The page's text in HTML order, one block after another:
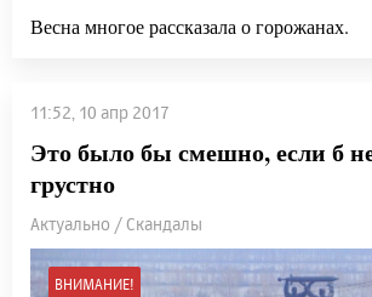
Весна многое рассказала о горожанах.
11:52, 10 апр 2017
Это было бы смешно, если б
грустно
Актуально / Скандалы
ВНИМАНИЕ!